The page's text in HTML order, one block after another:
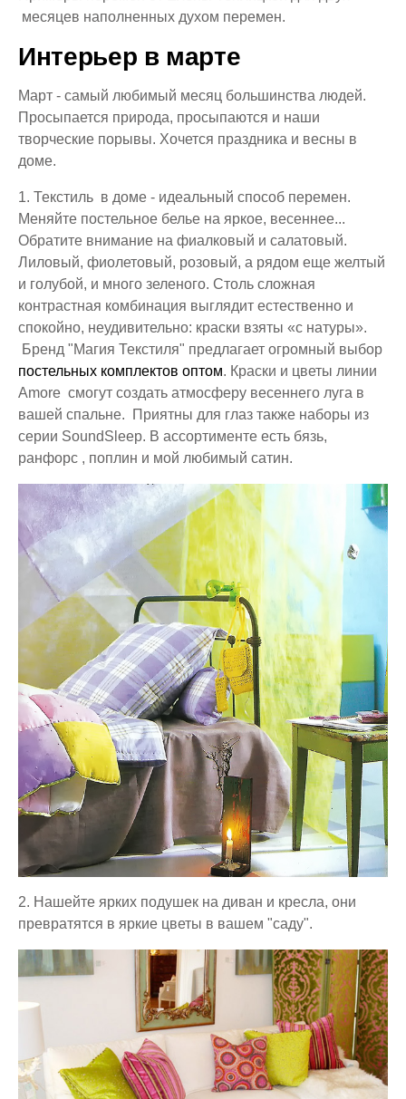
месяцев наполненных духом перемен.
Интерьер в марте
Март - самый любимый месяц большинства людей.
Просыпается природа, просыпаются и наши
творческие порывы. Хочется праздника и весны в
доме.
1. Текстиль в доме - идеальный способ перемен.
Меняйте постельное белье на яркое, весеннее...
Обратите внимание на фиалковый и салатовый.
Лиловый, фиолетовый, розовый, а рядом еще желтый
и голубой, и много зеленого. Столь сложная
контрастная комбинация выглядит естественно и
спокойно, неудивительно: краски взяты «c натуры».
Бренд "Магия Текстиля" предлагает огромный выбор
постельных комплектов оптом. Краски и цветы линии
Amore смогут создать атмосферу весеннего луга в
вашей спальне. Приятны для глаз также наборы из
серии SoundSleep. В ассортименте есть бязь,
ранфорс , поплин и мой любимый сатин.
2. Нашейте ярких подушек на диван и кресла, они
превратятся в яркие цветы в вашем "саду".